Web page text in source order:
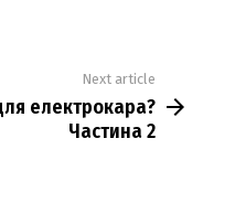
Next article
електрокара?
Частина 2